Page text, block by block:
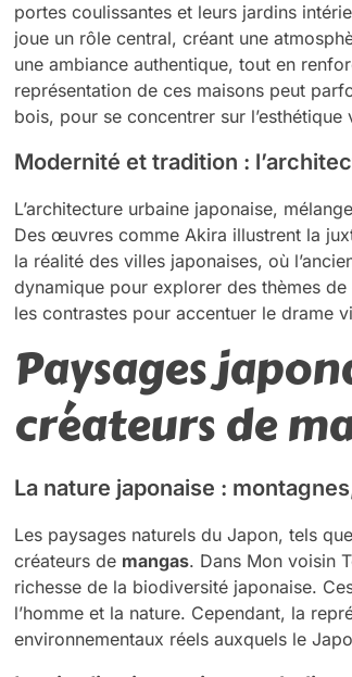
portes coulissantes et leurs jardins
joue un rôle central, créant une
une ambiance authentique, tout en
représentation de ces maisons peut
bois, pour se concentrer sur l’esthétique
Modernité et tradition :
L’architecture urbaine japonaise,
Des œuvres comme Akira illustrent la
la réalité des villes japonaises, où
dynamique pour explorer des thèmes
les contrastes pour accentuer le drame
Paysages
créateurs de
La nature japonaise :
Les paysages naturels du Japon, tels
créateurs de mangas. Dans Mon voisin
richesse de la biodiversité japonaise.
l’homme et la nature. Cependant, la
environnementaux réels auxquels le